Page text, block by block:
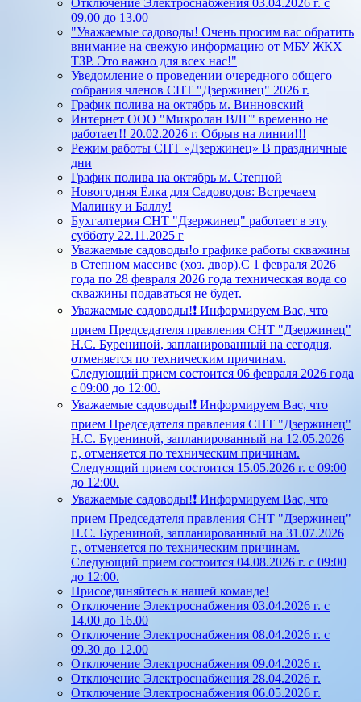
Отключение Электроснабжения 03.04.2026 г. с
09.00 до 13.00
"Уважаемые садоводы! Очень просим вас обратить
внимание на свежую информацию от МБУ ЖКХ
ТЗР. Это важно для всех нас!"
Уведомление о проведении очередного общего
собрания членов СНТ "Дзержинец" 2026 г.
График полива на октябрь м. Винновский
Интернет ООО "Микролан ВЛГ" временно не
работает!! 20.02.2026 г. Обрыв на линии!!!
Режим работы СНТ «Дзержинец» В праздничные
дни
График полива на октябрь м. Степной
Новогодняя Ёлка для Садоводов: Встречаем
Малинку и Баллу!
Бухгалтерия СНТ "Дзержинец" работает в эту
субботу 22.11.2025 г
Уважаемые садоводы!о графике работы скважины
в Степном массиве (хоз. двор).С 1 февраля 2026
года по 28 февраля 2026 года техническая вода со
скважины подаваться не будет.
Уважаемые садоводы!❗ Информируем Вас, что
прием Председателя правления СНТ "Дзержинец"
Н.С. Бурениной, запланированный на сегодня,
отменяется по техническим причинам.
Следующий прием состоится 06 февраля 2026 года
с 09:00 до 12:00.
Уважаемые садоводы!❗ Информируем Вас, что
прием Председателя правления СНТ "Дзержинец"
Н.С. Бурениной, запланированный на 12.05.2026
г., отменяется по техническим причинам.
Следующий прием состоится 15.05.2026 г. с 09:00
до 12:00.
Уважаемые садоводы!❗ Информируем Вас, что
прием Председателя правления СНТ "Дзержинец"
Н.С. Бурениной, запланированный на 31.07.2026
г., отменяется по техническим причинам.
Следующий прием состоится 04.08.2026 г. с 09:00
до 12:00.
Присоединяйтесь к нашей команде!
Отключение Электроснабжения 03.04.2026 г. с
14.00 до 16.00
Отключение Электроснабжения 08.04.2026 г. с
09.30 до 12.00
Отключение Электроснабжения 09.04.2026 г.
Отключение Электроснабжения 28.04.2026 г.
Отключение Электроснабжения 06.05.2026 г.